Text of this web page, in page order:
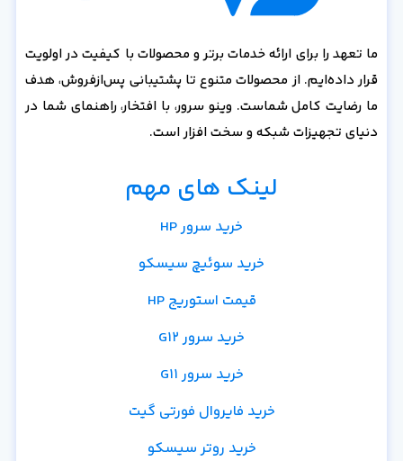
ما تعهد را برای ارائه خدمات برتر و محصولات با کیفیت در اولویت
قرار داده‌ایم. از محصولات متنوع تا پشتیبانی پس‌از‌فروش، هدف
ما رضایت کامل شماست. وینو سرور، با افتخار، راهنمای شما در
دنیای تجهیزات شبکه و سخت افزار است.
لینک های مهم
خرید سرور HP
خرید سوئیچ سیسکو
قیمت استوریج HP
خرید سرور G12
خرید سرور G11
خرید فایروال فورتی گیت
خرید روتر سیسکو